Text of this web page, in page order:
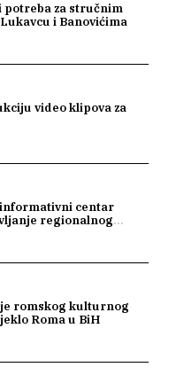
potreba za stručnim
i Banovićima
video klipova za
centar
regionalnog
BALKANS“
romskog kulturnog
Roma u BiH